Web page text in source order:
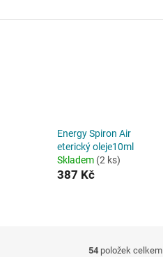
Energy Spiron Air
eterický oleje10ml
Skladem (2 ks)
387 Kč
54 položek celkem